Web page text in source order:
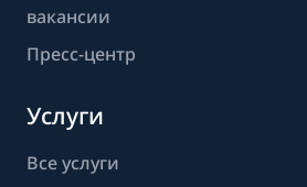
вакансии
Пресс-центр
Услуги
Все услуги